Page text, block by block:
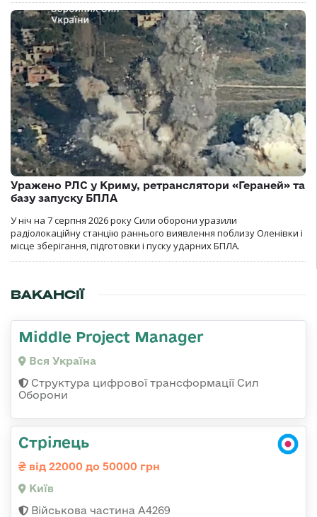
Уражено РЛС у Криму, ретранслятори «Гераней» та
базу запуску БПЛА
У ніч на 7 серпня 2026 року Сили оборони уразили
радіолокаційну станцію раннього виявлення поблизу Оленівки і
місце зберігання, підготовки і пуску ударних БПЛА.
ВАКАНСІЇ
Middle Project Manager
Вся Україна
Структура цифрової трансформації Сил
Оборони
Стрілець
від 22000 до 50000 грн
Київ
Військова частина А4269